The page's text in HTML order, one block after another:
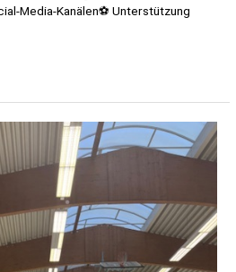
Media-Kanälen⚽ Unterstützung